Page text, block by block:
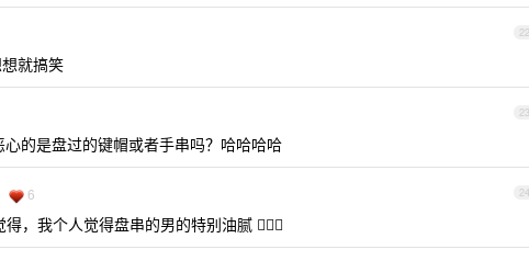
22
就搞笑
23
的是盘过的键帽或者手串吗？哈哈哈哈
24
6
，我个人觉得盘串的男的特别油腻 🤦🏻‍♀️